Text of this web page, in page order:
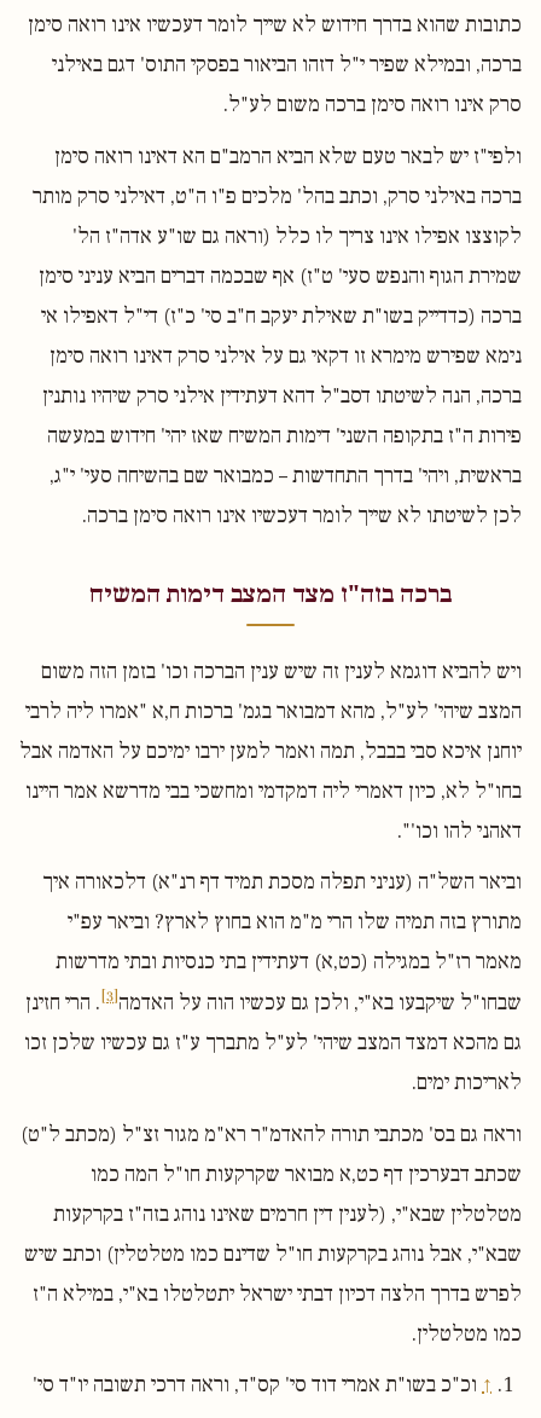
כתובות שהוא בדרך חידוש לא שייך לומר דעכשיו אינו רואה סימן
ברכה, ובמילא שפיר י"ל דזהו הביאור בפסקי התוס' דגם באילני
סרק אינו רואה סימן ברכה משום לע"ל.
ולפי"ז יש לבאר טעם שלא הביא הרמב"ם הא דאינו רואה סימן
ברכה באילני סרק, וכתב בהל' מלכים פ"ו ה"ט, דאילני סרק מותר
לקוצצו אפילו אינו צריך לו כלל (וראה גם שו"ע אדה"ז הל'
שמירת הגוף והנפש סעי' ט"ז) אף שבכמה דברים הביא עניני סימן
ברכה (כדדייק בשו"ת שאילת יעקב ח"ב סי' כ"ז) די"ל דאפילו אי
נימא שפירש מימרא זו דקאי גם על אילני סרק דאינו רואה סימן
ברכה, הנה לשיטתו דסב"ל דהא דעתידין אילני סרק שיהיו נותנין
פירות ה"ז בתקופה השני' דימות המשיח שאז יהי' חידוש במעשה
בראשית, ויהי' בדרך התחדשות – כמבואר שם בהשיחה סעי' י"ג,
לכן לשיטתו לא שייך לומר דעכשיו אינו רואה סימן ברכה.
ברכה בזה"ז מצד המצב דימות המשיח
ויש להביא דוגמא לענין זה שיש ענין הברכה וכו' בזמן הזה משום
המצב שיהי' לע"ל, מהא דמבואר בגמ' ברכות ח,א "אמרו ליה לרבי
יוחנן איכא סבי בבבל, תמה ואמר למען ירבו ימיכם על האדמה אבל
בחו"ל לא, כיון דאמרי ליה דמקדמי ומחשכי בבי מדרשא אמר היינו
דאהני להו וכו'".
וביאר השל"ה (עניני תפלה מסכת תמיד דף רנ"א) דלכאורה איך
מתורץ בזה תמיה שלו הרי מ"מ הוא בחוץ לארץ? וביאר עפ"י
מאמר רז"ל במגילה (כט,א) דעתידין בתי כנסיות ובתי מדרשות
שבחו"ל שיקבעו בא"י, ולכן גם עכשיו הוה על האדמה[3]
. הרי חזינן
גם מהכא דמצד המצב שיהי' לע"ל מתברך ע"ז גם עכשיו שלכן זכו
לאריכות ימים.
וראה גם בס' מכתבי תורה להאדמ"ר רא"מ מגור זצ"ל (מכתב ל"ט)
שכתב דבערכין דף כט,א מבואר שקרקעות חו"ל המה כמו
מטלטלין שבא"י, (לענין דין חרמים שאינו נוהג בזה"ז בקרקעות
שבא"י, אבל נוהג בקרקעות חו"ל שדינם כמו מטלטלין) וכתב שיש
לפרש בדרך הלצה דכיון דבתי ישראל יתטלטלו בא"י, במילא ה"ז
כמו מטלטלין.
↑ וכ"כ בשו"ת אמרי דוד סי' קס"ד, וראה דרכי תשובה יו"ד סי'